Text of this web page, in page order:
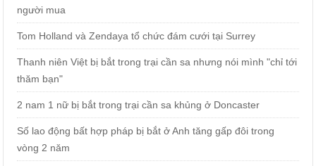
người mua
Tom Holland và Zendaya tổ chức đám cưới tại Surrey
Thanh niên Việt bị bắt trong trại cần sa nhưng nói mình "chỉ tới
thăm bạn"
2 nam 1 nữ bị bắt trong trại cần sa khủng ở Doncaster
Số lao động bất hợp pháp bị bắt ở Anh tăng gấp đôi trong
vòng 2 năm